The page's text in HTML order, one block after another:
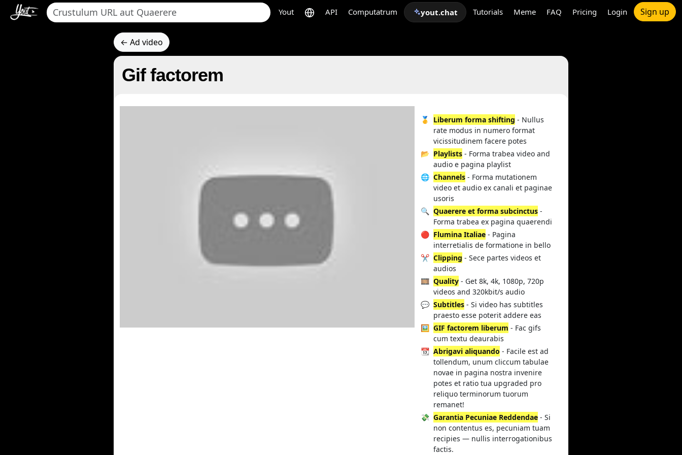
Yout API Computatrum yout.chat Tutorials Meme FAQ Pricing Login Sign up
← Ad video
Gif factorem
🥇 Liberum forma shifting - Nullus
rate modus in numero format
vicissitudinem facere potes
📂 Playlists - Forma trabea video and
audio e pagina playlist
🌐 Channels - Forma mutationem
video et audio ex canali et paginae
usoris
🔍 Quaerere et forma subcinctus -
Forma trabea ex pagina quaerendi
🔴 Flumina Italiae - Pagina
interretialis de formatione in bello
✂️ Clipping - Sece partes videos et
audios
🎞️ Quality - Get 8k, 4k, 1080p, 720p
videos and 320kbit/s audio
💬 Subtitles - Si video has subtitles
praesto esse poterit addere eas
🖼️ GIF factorem liberum - Fac gifs
cum textu deaurabis
📆 Abrigavi aliquando - Facile est ad
tollendum, unum cliccum tabulae
novae in pagina nostra invenire
potes et ratio tua upgraded pro
reliquo terminorum tuorum
remanet!
💸 Garantia Pecuniae Reddendae - Si
non contentus es, pecuniam tuam
recipies — nullis interrogationibus
factis.